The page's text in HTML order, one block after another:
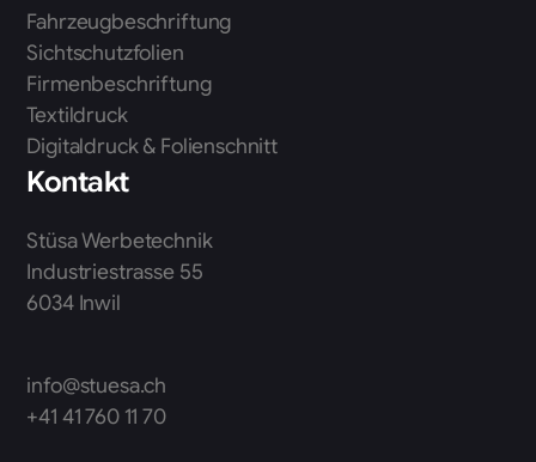
Fahrzeugbeschriftung
Sichtschutzfolien
Firmenbeschriftung
Textildruck
Digitaldruck & Folienschnitt
Kontakt
Stüsa Werbetechnik
Industriestrasse 55
6034 Inwil
info@stuesa.ch
+41 41 760 11 70